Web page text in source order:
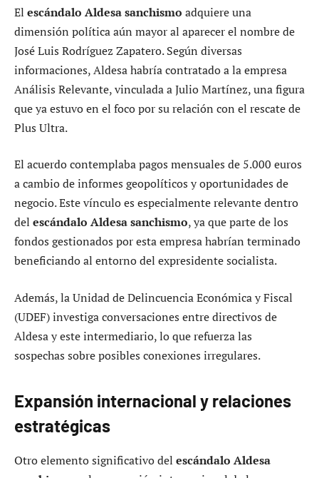
El escándalo Aldesa sanchismo adquiere una
dimensión política aún mayor al aparecer el nombre de
José Luis Rodríguez Zapatero. Según diversas
informaciones, Aldesa habría contratado a la empresa
Análisis Relevante, vinculada a Julio Martínez, una figura
que ya estuvo en el foco por su relación con el rescate de
Plus Ultra.
El acuerdo contemplaba pagos mensuales de 5.000 euros
a cambio de informes geopolíticos y oportunidades de
negocio. Este vínculo es especialmente relevante dentro
del escándalo Aldesa sanchismo, ya que parte de los
fondos gestionados por esta empresa habrían terminado
beneficiando al entorno del expresidente socialista.
Además, la Unidad de Delincuencia Económica y Fiscal
(UDEF) investiga conversaciones entre directivos de
Aldesa y este intermediario, lo que refuerza las
sospechas sobre posibles conexiones irregulares.
Expansión internacional y relaciones
estratégicas
Otro elemento significativo del escándalo Aldesa